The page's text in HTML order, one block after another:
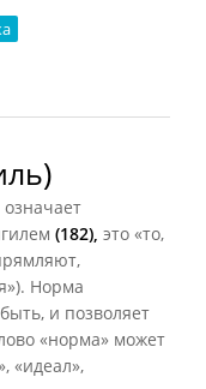
(182), это «то,
Норма
и позволяет
«норма» может
«идеал»,